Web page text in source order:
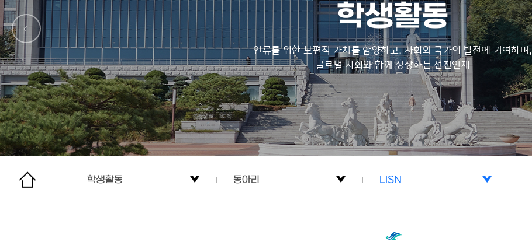
학생활동
인류를 위한 보편적 가치를 함양하고, 사회와 국가의 발전에 기여하며,
글로벌 사회와 함께 성장하는 선진인재
학생활동 동아리 LISN